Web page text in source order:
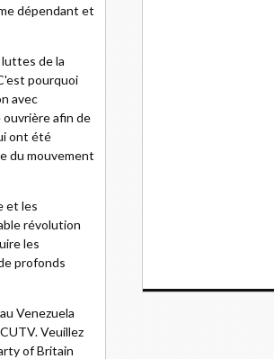
dépendant et
de la
pourquoi
avec
afin de
ont été
du mouvement
et les
révolution
les
profonds
Venezuela
Veuillez
of Britain